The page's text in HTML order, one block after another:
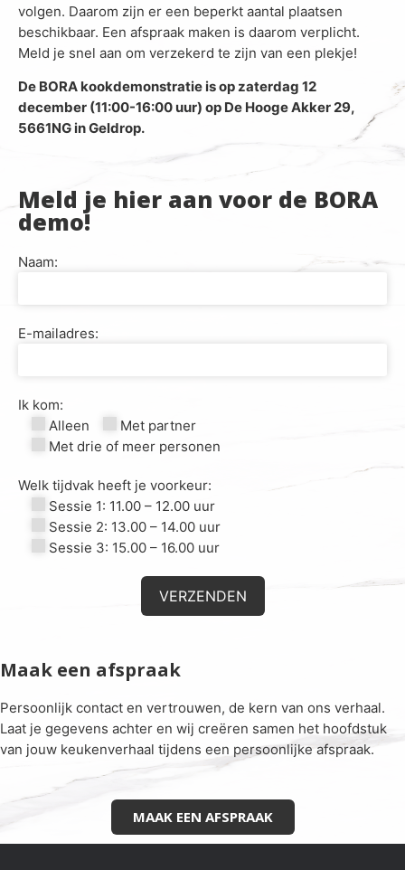
volgen. Daarom zijn er een beperkt aantal plaatsen
beschikbaar. Een afspraak maken is daarom verplicht.
Meld je snel aan om verzekerd te zijn van een plekje!
De BORA kookdemonstratie is op zaterdag 12
december (11:00-16:00 uur) op De Hooge Akker 29,
5661NG in Geldrop.
Meld je hier aan voor de BORA
demo!
Naam:
E-mailadres:
Ik kom:
Alleen
Met partner
Met drie of meer personen
Welk tijdvak heeft je voorkeur:
Sessie 1: 11.00 – 12.00 uur
Sessie 2: 13.00 – 14.00 uur
Sessie 3: 15.00 – 16.00 uur
Maak een afspraak
Persoonlijk contact en vertrouwen, de kern van ons verhaal.
Laat je gegevens achter en wij creëren samen het hoofdstuk
van jouw keukenverhaal tijdens een persoonlijke afspraak.
MAAK EEN AFSPRAAK